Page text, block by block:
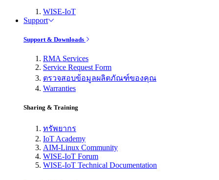
WISE-IoT
Support
Support & Downloads
RMA Services
Service Request Form
ตรวจสอบข้อมูลผลิตภัณฑ์ของคุณ
Warranties
Sharing & Training
ทรัพยากร
IoT Academy
AIM-Linux Community
WISE-IoT Forum
WISE-IoT Technical Documentation